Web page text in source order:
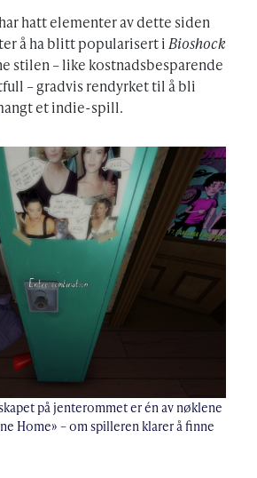
hatt elementer av dette siden
å ha blitt popularisert i Bioshock
stilen – like kostnadsbesparende
– gradvis rendyrket til å bli
et indie-spill.
på jenterommet er én av nøklene
Home» – om spilleren klarer å finne